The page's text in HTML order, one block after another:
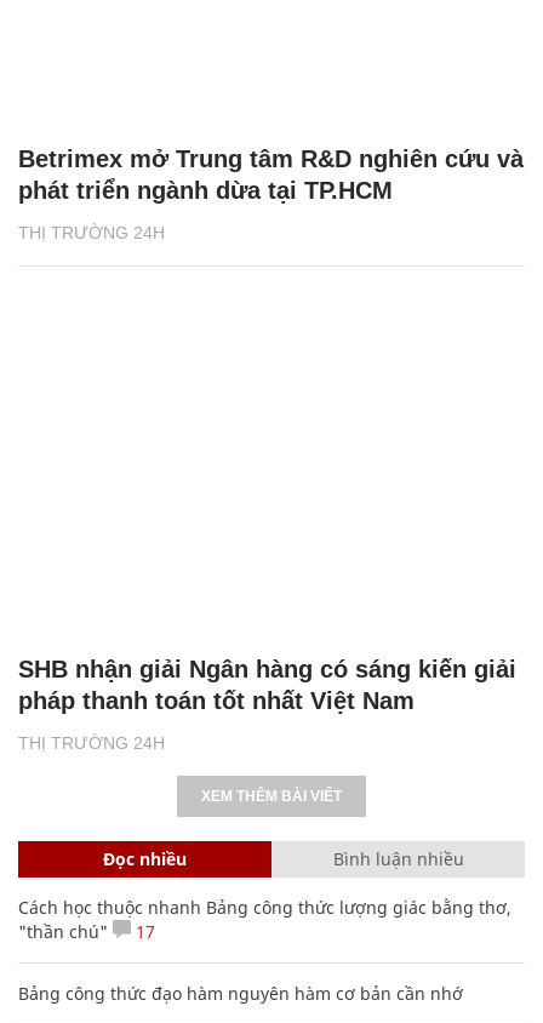
THỊ TRƯỜNG 24H
Betrimex mở Trung tâm R&D nghiên cứu và
phát triển ngành dừa tại TP.HCM
THỊ TRƯỜNG 24H
SHB nhận giải Ngân hàng có sáng kiến giải
pháp thanh toán tốt nhất Việt Nam
XEM THÊM BÀI VIẾT
Đọc nhiều Bình luận nhiều
Cách học thuộc nhanh Bảng công thức lượng giác bằng thơ,
"thần chú"
17
Bảng công thức đạo hàm nguyên hàm cơ bản cần nhớ